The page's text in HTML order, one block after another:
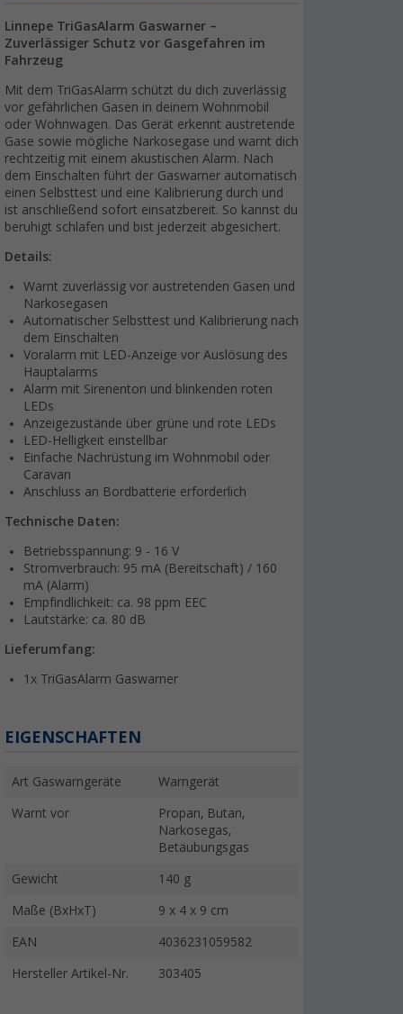
Linnepe TriGasAlarm Gaswarner –
Zuverlässiger Schutz vor Gasgefahren im
Fahrzeug
Mit dem TriGasAlarm schützt du dich zuverlässig
vor gefährlichen Gasen in deinem Wohnmobil
oder Wohnwagen. Das Gerät erkennt austretende
Gase sowie mögliche Narkosegase und warnt dich
rechtzeitig mit einem akustischen Alarm. Nach
dem Einschalten führt der Gaswarner automatisch
einen Selbsttest und eine Kalibrierung durch und
ist anschließend sofort einsatzbereit. So kannst du
beruhigt schlafen und bist jederzeit abgesichert.
Details:
Warnt zuverlässig vor austretenden Gasen und
Narkosegasen
Automatischer Selbsttest und Kalibrierung nach
dem Einschalten
Voralarm mit LED-Anzeige vor Auslösung des
Hauptalarms
Alarm mit Sirenenton und blinkenden roten
LEDs
Anzeigezustände über grüne und rote LEDs
LED-Helligkeit einstellbar
Einfache Nachrüstung im Wohnmobil oder
Caravan
Anschluss an Bordbatterie erforderlich
Technische Daten:
Betriebsspannung: 9 - 16 V
Stromverbrauch: 95 mA (Bereitschaft) / 160
mA (Alarm)
Empfindlichkeit: ca. 98 ppm EEC
Lautstärke: ca. 80 dB
Lieferumfang:
1x TriGasAlarm Gaswarner
EIGENSCHAFTEN
Art Gaswarngeräte Warngerät
Warnt vor
Propan, Butan,
Narkosegas,
Betäubungsgas
Gewicht 140 g
Maße (BxHxT) 9 x 4 x 9 cm
EAN 4036231059582
Hersteller Artikel-Nr. 303405